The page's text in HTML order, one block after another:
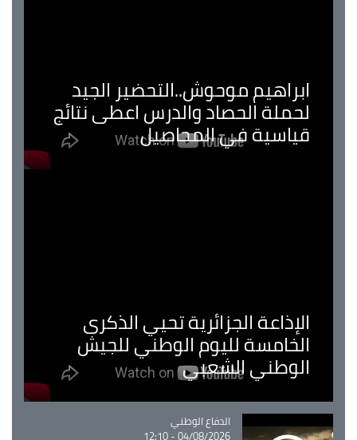
ابراهيم موحوش..التحضير الجيد
لحملة الحصاد والدرس اعطى نتائج
قياسية في المحاصيل
الإذاعة الجزائرية تحيي الذكرى
الخامسة لليوم الوطني للجيش
الوطني الشعبي
Catégorie
الدفاع الوطني
04/08/2026 - 12:10